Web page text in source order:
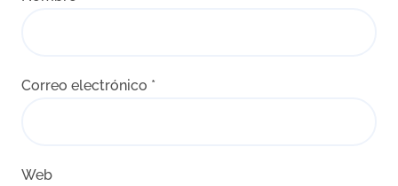
Correo electrónico *
Web